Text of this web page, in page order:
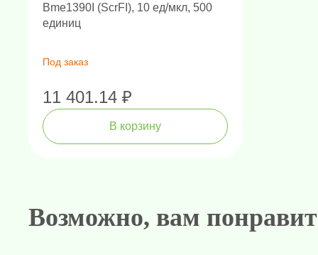
Bme1390I (ScrFI), 10 ед/мкл, 500
единиц
Под заказ
11 401.14 ₽
В корзину
Возможно, вам